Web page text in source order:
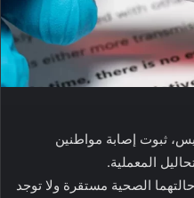
ثبوت إصابة مواطنين
الصحية مستقرة ولا توجد